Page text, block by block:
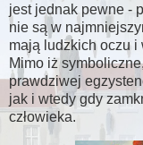
jest jednak pewne -
nie są w
mają ludzkich oczu i
Mimo iż
prawdziwej
jak i wtedy gdy
człowieka.